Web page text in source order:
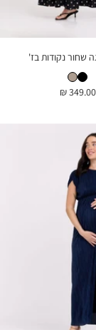
שחור נקודות בז'
שמלת נגה שחור נקודות בז'שמלת נגה מנומר
מחיר
349.00 ₪